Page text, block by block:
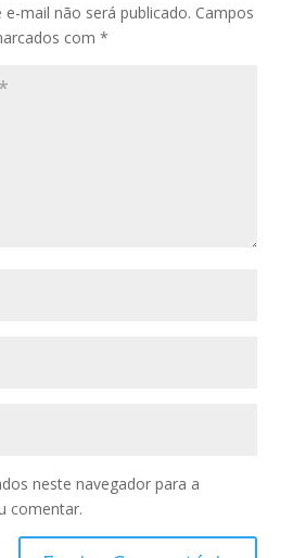
e-mail não será publicado. Campos
com *
neste navegador para a
comentar.